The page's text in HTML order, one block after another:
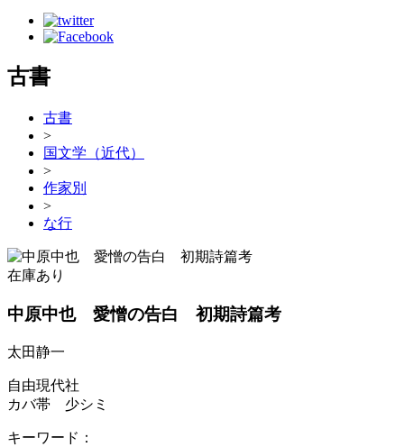
古書
古書
>
国文学（近代）
>
作家別
>
な行
在庫あり
中原中也 愛憎の告白 初期詩篇考
太田静一
自由現代社
カバ帯 少シミ
キーワード：